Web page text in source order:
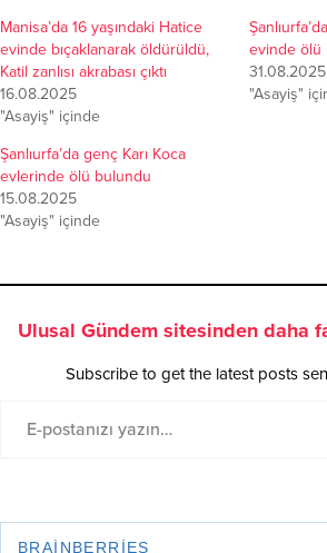
Manisa’da 16 yaşındaki Hatice
evinde bıçaklanarak öldürüldü,
Katil zanlısı akrabası çıktı
16.08.2025
"Asayiş" içinde
evinde ölü
31.08.2025
"Asayiş"
Şanlıurfa’da genç Karı Koca
evlerinde ölü bulundu
15.08.2025
"Asayiş" içinde
Ulusal Gündem sitesinden daha
Subscribe to get the latest posts